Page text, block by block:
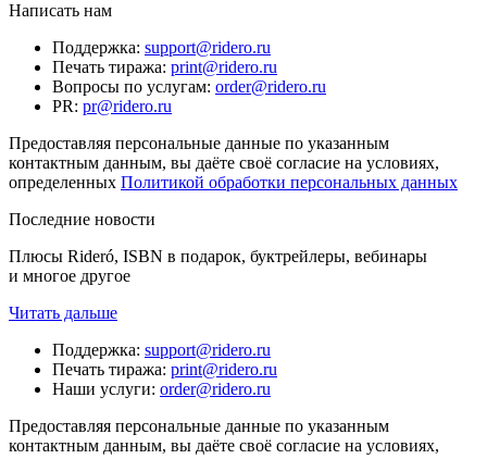
Написать нам
Поддержка: support@ridero.ru
Печать тиража: print@ridero.ru
Вопросы по услугам: order@ridero.ru
PR: pr@ridero.ru
Предоставляя персональные данные по указанным
контактным данным, вы даёте своё согласие на условиях,
определенных Политикой обработки персональных данных
Последние новости
Плюсы Rideró, ISBN в подарок, буктрейлеры, вебинары
и многое другое
Читать дальше
Поддержка: support@ridero.ru
Печать тиража: print@ridero.ru
Наши услуги: order@ridero.ru
Предоставляя персональные данные по указанным
контактным данным, вы даёте своё согласие на условиях,